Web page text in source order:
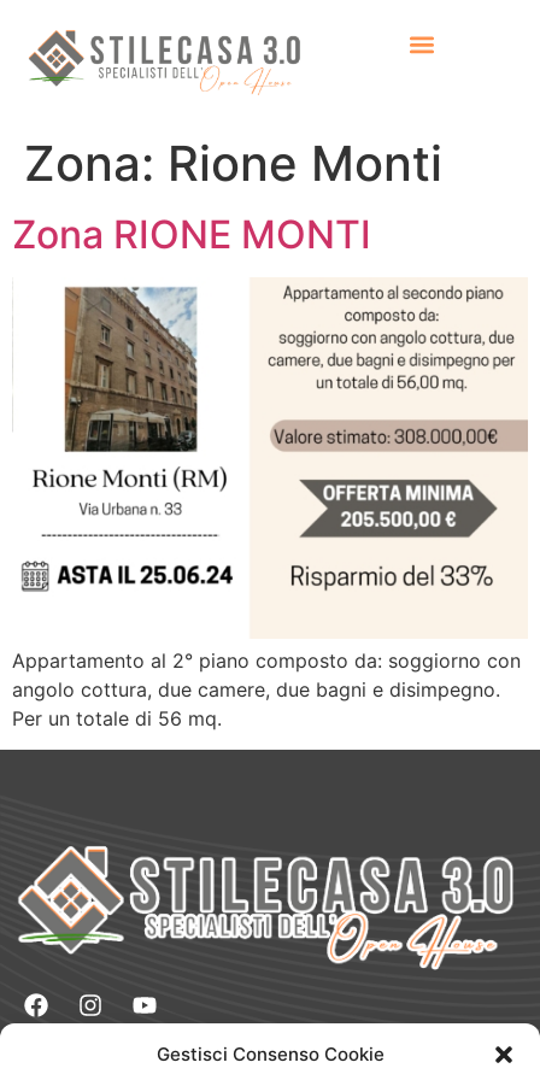
Gestisci Consenso Cookie
Zona: Rione Monti
Zona RIONE MONTI
Appartamento al 2° piano composto da: soggiorno con
angolo cottura, due camere, due bagni e disimpegno.
Per un totale di 56 mq.